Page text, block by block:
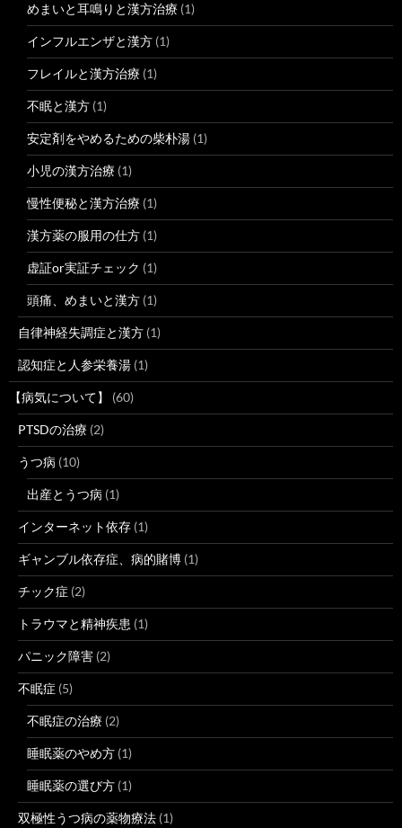
めまいと耳鳴りと漢方治療 (1)
インフルエンザと漢方 (1)
フレイルと漢方治療 (1)
不眠と漢方 (1)
安定剤をやめるための柴朴湯 (1)
小児の漢方治療 (1)
慢性便秘と漢方治療 (1)
漢方薬の服用の仕方 (1)
虚証or実証チェック (1)
頭痛、めまいと漢方 (1)
自律神経失調症と漢方 (1)
認知症と人参栄養湯 (1)
【病気について】 (60)
PTSDの治療 (2)
うつ病 (10)
出産とうつ病 (1)
インターネット依存 (1)
ギャンブル依存症、病的賭博 (1)
チック症 (2)
トラウマと精神疾患 (1)
パニック障害 (2)
不眠症 (5)
不眠症の治療 (2)
睡眠薬のやめ方 (1)
睡眠薬の選び方 (1)
双極性うつ病の薬物療法 (1)